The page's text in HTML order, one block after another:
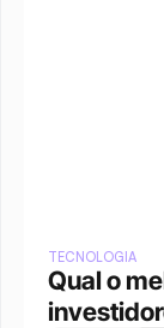
TECNOLOGIA
Qual o